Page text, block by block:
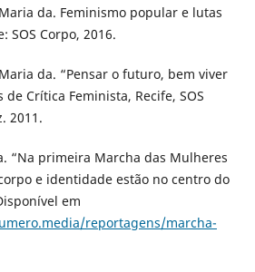
da. Feminismo popular e lutas
SOS Corpo, 2016.
da. “Pensar o futuro, bem viver
Crítica Feminista, Recife, SOS
2011.
“Na primeira Marcha das Mulheres
e identidade estão no centro do
em
reportagens/marcha-